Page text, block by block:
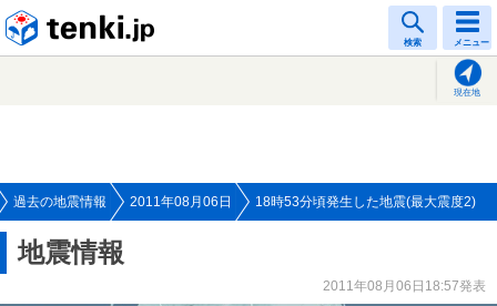
検索 メニュー
現在地
過去の地震情報 2011年08月06日 18時53分頃発生した地震(最大震度2)
地震情報
2011年08月06日18:57発表